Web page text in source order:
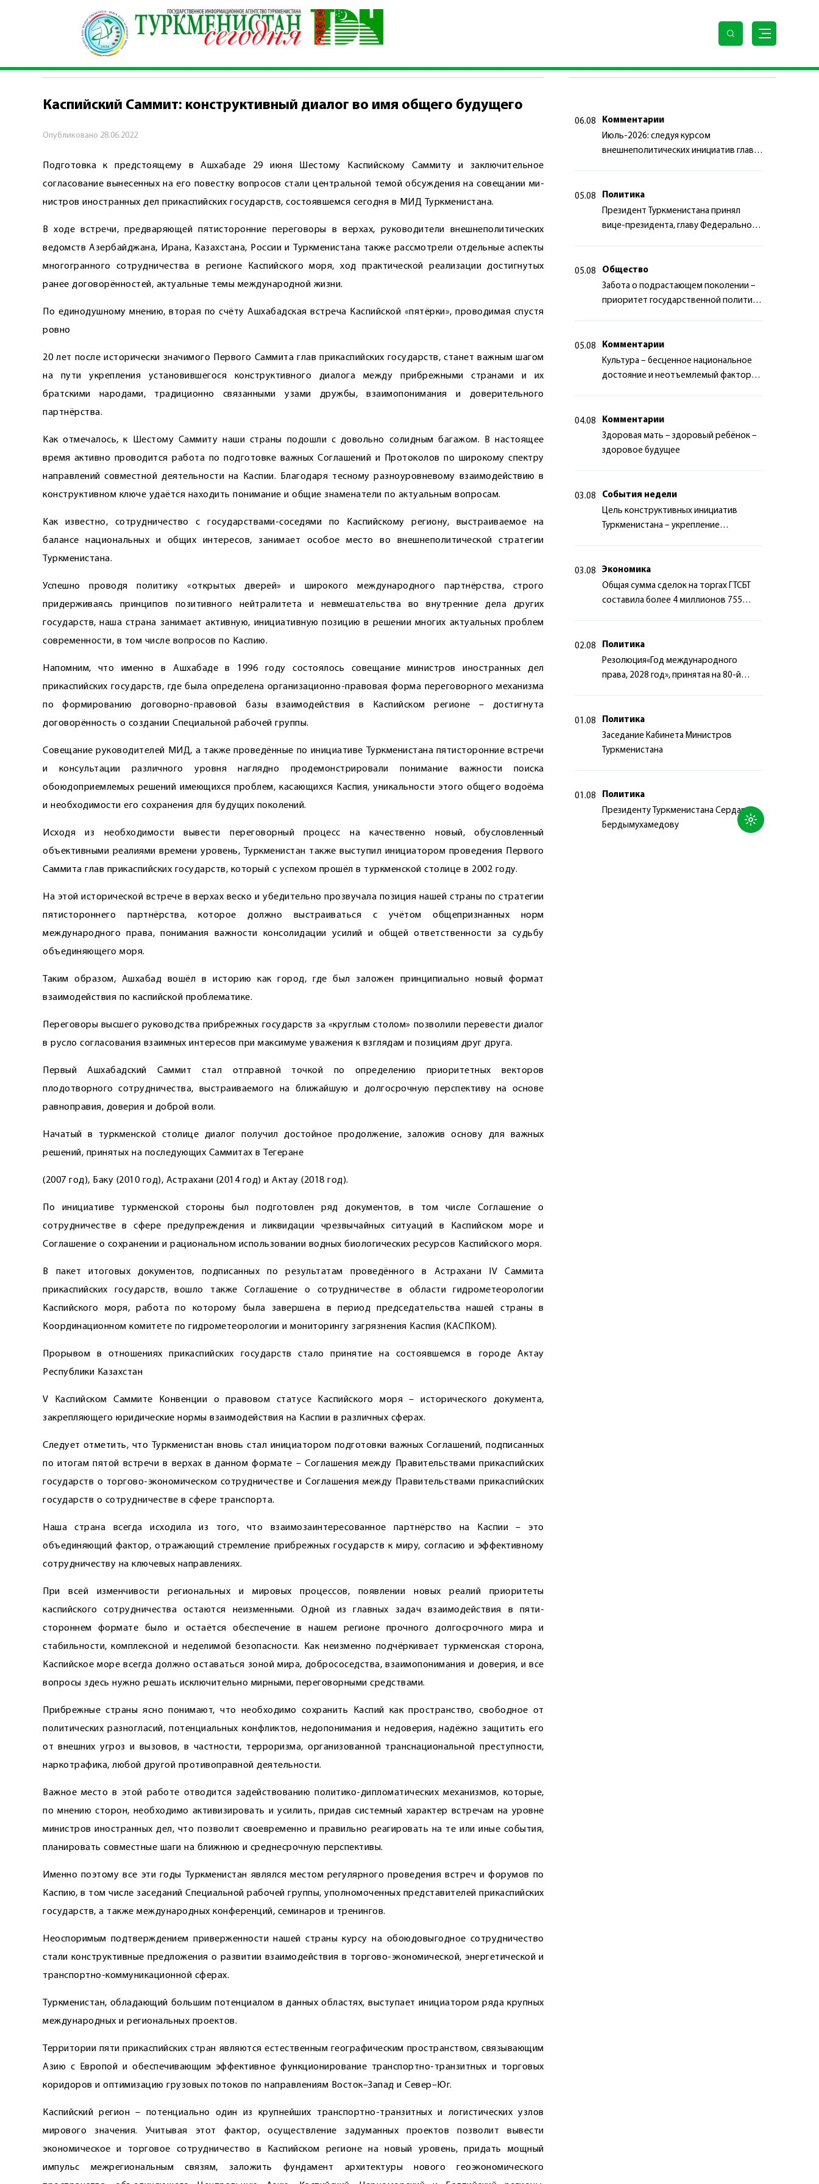
\ Политика \ Каспийский Саммит: конструктивный диалог во имя общего будущего
ПОЛИТИКА
Каспийский Саммит: конструктивный диалог во имя общего будущего
Опубликовано 28.06.2022
Подготовка к предстоящему в Ашхабаде 29 июня Шестому Каспийскому Саммиту и заключительное
согласование вынесенных на его повестку вопросов стали центральной темой обсуждения на совещании ми­
нистров иностранных дел прикаспийских государств, состоявшемся сегодня в МИД Туркменистана.
В ходе встречи, предваряющей пятисторонние переговоры в верхах, руководители внешнеполитических
ведомств Азербай­джана, Ирана, Казахстана, России и Туркменистана также рассмотрели отдельные аспекты
многогранного сотрудничества в регионе Каспийского моря, ход практической реализации достигнутых
ранее договорённостей, актуальные темы международной жизни.
По единодушному мнению, вторая по счёту Ашхабадская встреча Каспийской «пятёрки», проводимая спустя
ровно
20 лет после исторически значимого Первого Саммита глав прикаспийских государств, станет важным шагом
на пути укрепления установившегося конструктивного диалога между прибрежными странами и их
братскими народами, традиционно связанными узами дружбы, взаимопонимания и доверительного
партнёрства.
Как отмечалось, к Шестому Саммиту наши страны подошли с довольно солидным багажом. В настоящее
время активно проводится работа по подготовке важных Соглашений и Протоколов по широкому спектру
направлений совместной деятельности на Каспии. Благодаря тесному разноуровневому взаимодействию в
конструктивном ключе удаётся находить понимание и общие знаменатели по актуальным вопросам.
Как известно, сотрудничество с государствами-соседями по Каспийскому региону, выстраиваемое на
балансе национальных и общих интересов, занимает особое место во внешнеполитической стратегии
Туркменистана.
Успешно проводя политику «открытых дверей» и широкого международного партнёрства, строго
придерживаясь принципов позитивного нейтралитета и невмешательства во внутренние дела других
государств, наша страна занимает активную, инициативную позицию в решении многих актуальных проблем
современности, в том числе вопросов по Каспию.
Напомним, что именно в Ашхабаде в 1996 году состоялось совещание министров иностранных дел
прикаспийских государств, где была определена организационно-правовая форма переговорного механизма
по формированию договорно-правовой базы взаимодействия в Каспийском регионе – достигнута
договорённость о создании Специальной рабочей группы.
Совещание руководителей МИД, а также проведённые по инициативе Туркменистана пятисторонние встречи
и консультации различного уровня наглядно продемонстрировали понимание важности поиска
обоюдоприемлемых решений имеющихся проблем, касающихся Каспия, уникальности этого общего водоёма
и необходимости его сохранения для будущих поколений.
Исходя из необходимости вывести переговорный процесс на качественно новый, обусловленный
объективными реалиями времени уровень, Туркменистан также выступил инициатором проведения Первого
Саммита глав прикаспийских государств, который с успехом прошёл в туркменской столице в 2002 году.
На этой исторической встрече в верхах веско и убедительно прозвучала позиция нашей страны по стратегии
пятистороннего партнёрства, которое должно выстраиваться с учётом общепризнанных норм
международного права, понимания важности консолидации усилий и общей ответственности за судьбу
объединяющего моря.
Таким образом, Ашхабад вошёл в историю как город, где был заложен принципиально новый формат
взаимодействия по каспийской проблематике.
Переговоры высшего руководства прибрежных государств за «круглым столом» позволили перевести диалог
в русло согласования взаимных интересов при максимуме уважения к взглядам и позициям друг друга.
Первый Ашхабадский Саммит стал отправной точкой по определению прио­ритетных векторов
плодотворного сотрудничества, выстраиваемого на ближайшую и долгосрочную перспективу на основе
равноправия, доверия и доброй воли.
Начатый в туркменской столице диалог получил достойное продолжение, заложив основу для важных
решений, принятых на последующих Саммитах в Тегеране
(2007 год), Баку (2010 год), Астрахани (2014 год) и Актау (2018 год).
По инициативе туркменской стороны был подготовлен ряд документов, в том числе Соглашение о
сотрудничестве в сфере предупреждения и ликвидации чрезвычайных ситуаций в Каспийском море и
Соглашение о сохранении и рациональном использовании водных биологических ресурсов Каспийского моря.
В пакет итоговых документов, подписанных по результатам проведённого в Астрахани IV Саммита
прикаспийских государств, вошло также Соглашение о сотрудничестве в области гидрометеорологии
Каспийского моря, работа по которому была завершена в период председательства нашей страны в
Координационном комитете по гидрометеорологии и мониторингу загрязнения Каспия (КАСПКОМ).
Прорывом в отношениях прикаспийских государств стало принятие на состоявшемся в городе Актау
Республики Казахстан
V Кас­пийском Саммите Конвенции о правовом статусе Каспийского моря – исторического документа,
закрепляющего юридические нормы взаимодействия на Каспии в различных сферах.
Следует отметить, что Туркменистан вновь стал инициатором подготовки важных Соглашений, подписанных
по итогам пятой встречи в верхах в данном формате – Соглашения между Правительствами прикаспийских
государств о торгово-экономическом сотрудничестве и Соглашения между Правительствами прикаспийских
государств о сотрудничестве в сфере транспорта.
Наша страна всегда исходила из того, что взаимозаинтересованное партнёрство на Каспии – это
объединяющий фактор, отражающий стремление прибрежных государств к миру, согласию и эффективному
сотрудничеству на ключевых направлениях.
При всей изменчивости региональных и мировых процессов, появлении новых реалий приоритеты
каспийского сотрудничества остаются неизменными. Одной из главных задач взаимодействия в пяти­
стороннем формате было и остаётся обеспечение в нашем регионе прочного долгосрочного мира и
стабильности, комп­лексной и неделимой безопасности. Как неизменно подчёркивает туркменская сторона,
Каспийское море всегда должно оставаться зоной мира, добрососедства, взаимопонимания и доверия, и все
вопросы здесь нужно решать исключительно мирными, переговорными средствами.
Прибрежные страны ясно понимают, что необходимо сохранить Каспий как пространство, свободное от
политических разногласий, потенциальных конфликтов, недопонимания и недоверия, надёжно защитить его
от внешних угроз и вызовов, в частности, терроризма, организованной транснациональной преступности,
наркотрафика, любой другой противоправной деятельности.
Важное место в этой работе отводится задействованию политико-дипломатических механизмов, которые,
по мнению сторон, необходимо активизировать и усилить, придав системный характер встречам на уровне
министров иностранных дел, что позволит своевременно и правильно реагировать на те или иные события,
планировать совместные шаги на ближнюю и среднесрочную перспективы.
Именно поэтому все эти годы Туркменистан являлся местом регулярного проведения встреч и форумов по
Каспию, в том числе заседаний Специальной рабочей группы, уполномоченных представителей прикаспийских
государств, а также международных конференций, семинаров и тренингов.
Неоспоримым подтверждением приверженности нашей страны курсу на обоюдовыгодное сотрудничество
стали конструктивные предложения о развитии взаимодействия в торгово-экономической, энергетической и
транспортно-коммуникационной сферах.
Туркменистан, обладающий большим потенциалом в данных областях, выступает инициатором ряда крупных
международных и региональных проектов.
Территории пяти прикаспийских стран являются естественным географическим пространством, связывающим
Азию с Европой и обеспечивающим эффективное функционирование транспортно-транзитных и торговых
коридоров и оптимизацию грузовых потоков по направлениям Восток–Запад и Север–Юг.
Каспийский регион – потенциально один из крупнейших транспортно-транзитных и логистических узлов
мирового значения. Учитывая этот фактор, осуществление задуманных проектов позволит вывести
экономическое и торговое сотрудничество в Каспийском регионе на новый уровень, придать мощный
импульс межрегиональным связям, заложить фундамент архитектуры нового геоэкономического
06.08
Комментарии
Июль-2026: следуя курсом
внешнеполитических инициатив главы
05.08
Политика
Президент Туркменистана принял
вице-президента, главу Федерального
05.08
Общество
Забота о подрастающем поколении –
приоритет государственной политики
05.08
Комментарии
Культура – бесценное национальное
достояние и неотъемлемый фактор
04.08
Комментарии
Здоровая мать – здоровый ребёнок –
здоровое будущее
03.08
События недели
Цель конструктивных инициатив
Туркменистана – укрепление
03.08
Экономика
Общая сумма сделок на торгах ГТСБТ
составила более 4 миллионов 755
02.08
Политика
Резолюция«Год международного
права, 2028 год», принятая на 80-й
01.08
Политика
Заседание Кабинета Министров
Туркменистана
01.08
Политика
Президенту Туркменистана Сердару
Бердымухамедову